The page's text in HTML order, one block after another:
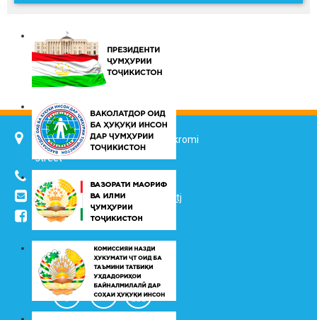
734025, Dushanbe city, 7 Jalol Ikromi
street
(+992 37) 2217352
info@vhk.tj
info@ombudsman.tj
/kudakon